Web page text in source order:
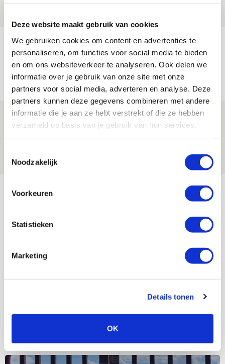
Deze website maakt gebruik van cookies
We gebruiken cookies om content en advertenties te
personaliseren, om functies voor social media te bieden
en om ons websiteverkeer te analyseren. Ook delen we
informatie over je gebruik van onze site met onze
partners voor social media, adverteren en analyse. Deze
partners kunnen deze gegevens combineren met andere
informatie die je aan ze hebt verstrekt of die ze hebben
verzameld op basis van je gebruik van hun services.
Noodzakelijk
Voorkeuren
Statistieken
Marketing
Details tonen
OK
Trotse Klaassen: ‘Vierhonderd duels
voor mijn club is heel speciaal’
06 AUGUSTUS 2026 - 23:43
NIEUWS
Ajax zet Shelbourne eenvoudig opzij en
reist met vertrouwen naar Dublin
NIEUWS
Selectiedag ballenjongens/-meiden
11 Geef Mij Maar Amsterdam